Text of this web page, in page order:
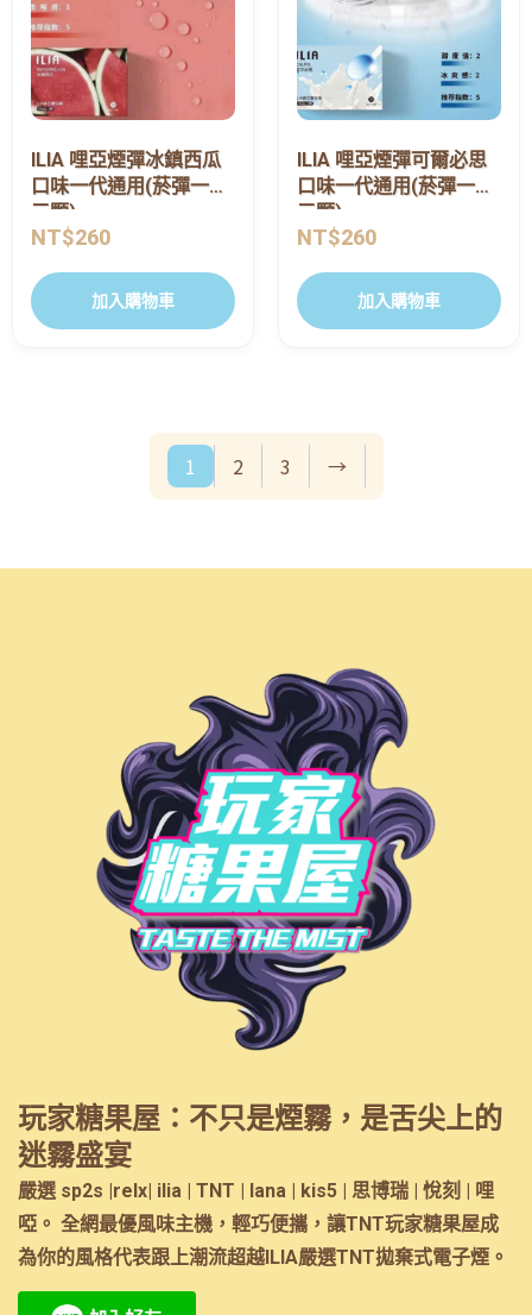
ILIA 哩亞煙彈冰鎮西瓜
口味一代通用(菸彈一盒
三顆)
NT$260
加入購物車
ILIA 哩亞煙彈可爾必思
口味一代通用(菸彈一盒
三顆)
NT$260
加入購物車
1 2 3 →
玩家糖果屋：不只是煙霧，是舌尖上的
迷霧盛宴
嚴選 sp2s |relx| ilia | TNT | lana | kis5 | 思博瑞 | 悅刻 | 哩
啞。 全網最優風味主機，輕巧便攜，讓TNT玩家糖果屋成
為你的風格代表跟上潮流超越ILIA嚴選TNT拋棄式電子煙。